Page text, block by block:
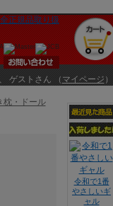
ゲストさん （ マイページ ）
枕・ドール
令和で1番
やさしいギ
ャル